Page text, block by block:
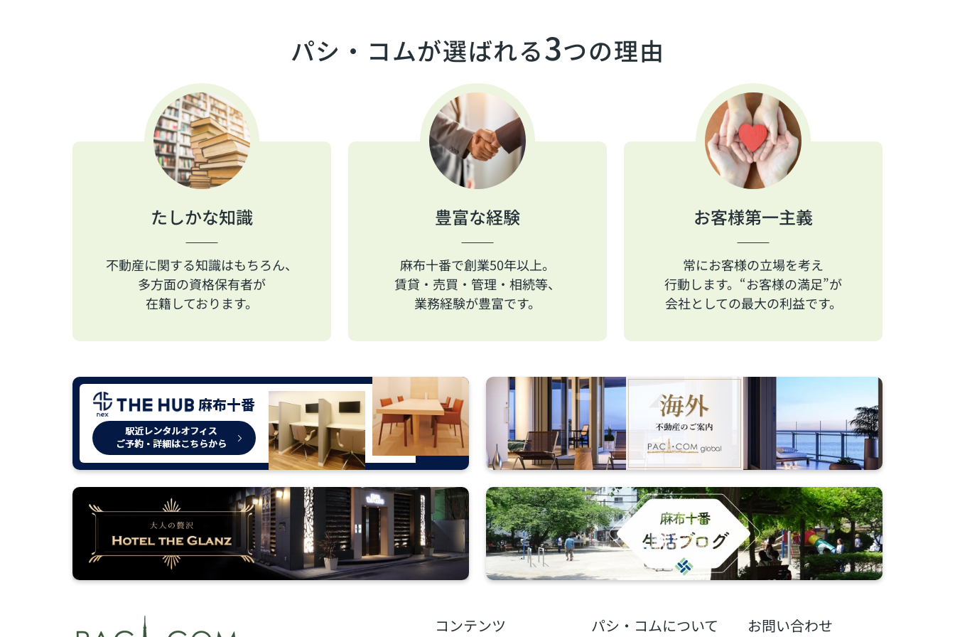
パシ・コムが選ばれる3つの理由
たしかな知識
不動産に関する知識はもちろん、
多方面の資格保有者が
在籍しております。
豊富な経験
麻布十番で創業50年以上。
賃貸・売買・管理・相続等、
業務経験が豊富です。
お客様第一主義
常にお客様の立場を考え
行動します。“お客様の満足”が
会社としての最大の利益です。
コンテンツ パシ・コムについて お問い合わせ